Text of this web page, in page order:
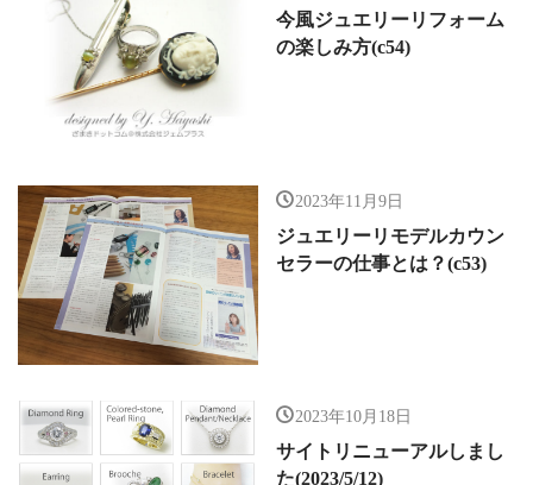
今風ジュエリーリフォーム
の楽しみ方(c54)
2023年11月9日
ジュエリーリモデルカウン
セラーの仕事とは？(c53)
2023年10月18日
サイトリニューアルしまし
た(2023/5/12)